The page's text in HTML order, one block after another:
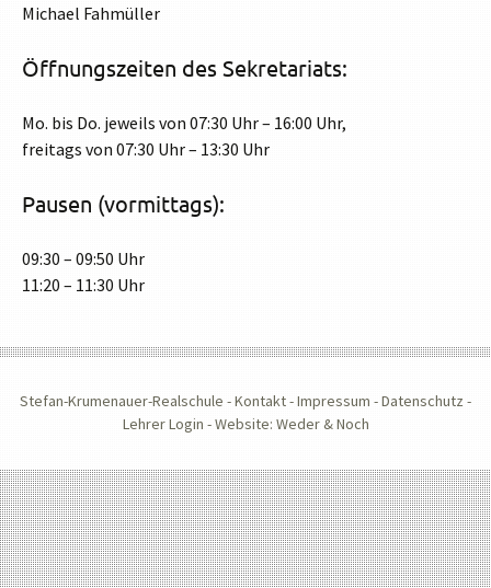
Michael Fahmüller
Öffnungszeiten des Sekretariats:
Mo. bis Do. jeweils von 07:30 Uhr – 16:00 Uhr,
freitags von 07:30 Uhr – 13:30 Uhr
Pausen (vormittags):
09:30 – 09:50 Uhr
11:20 – 11:30 Uhr
Stefan-Krumenauer-Realschule -Kontakt-Impressum -Datenschutz -
Lehrer Login -Website: Weder & Noch